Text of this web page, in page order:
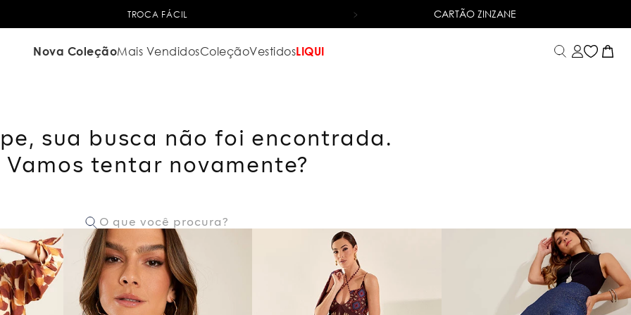
TROCA FÁCIL 6X SEM JUROSNO CARTÃO DE CRÉDITO
CARTÃO ZINZANE
Nova ColeçãoMais VendidosColeçãoVestidosLIQUI
sua busca não foi encontrada.
Vamos tentar novamente?